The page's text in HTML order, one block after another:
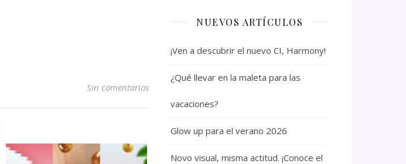
Sin comentarios
NUEVOS ARTÍCULOS
¡Ven a descubrir el nuevo CI, Harmony!
¿Qué llevar en la maleta para las
vacaciones?
Glow up para el verano 2026
Novo visual, misma actitud. ¡Conoce el